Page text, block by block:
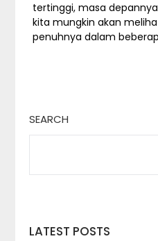
tertinggi, masa
kita mungkin akan
penuhnya dalam
SEARCH
LATEST POSTS